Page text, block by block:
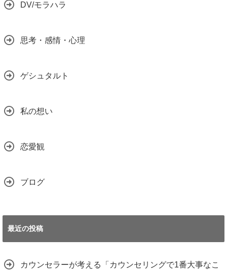
DV/モラハラ
思考・感情・心理
ゲシュタルト
私の想い
恋愛観
ブログ
最近の投稿
カウンセラーが考える「カウンセリングで1番大事なこ